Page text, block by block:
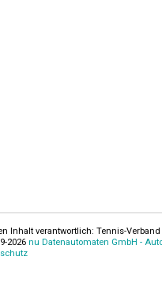
Inhalt verantwortlich: Tennis-
2026 nu Datenautomaten GmbH -